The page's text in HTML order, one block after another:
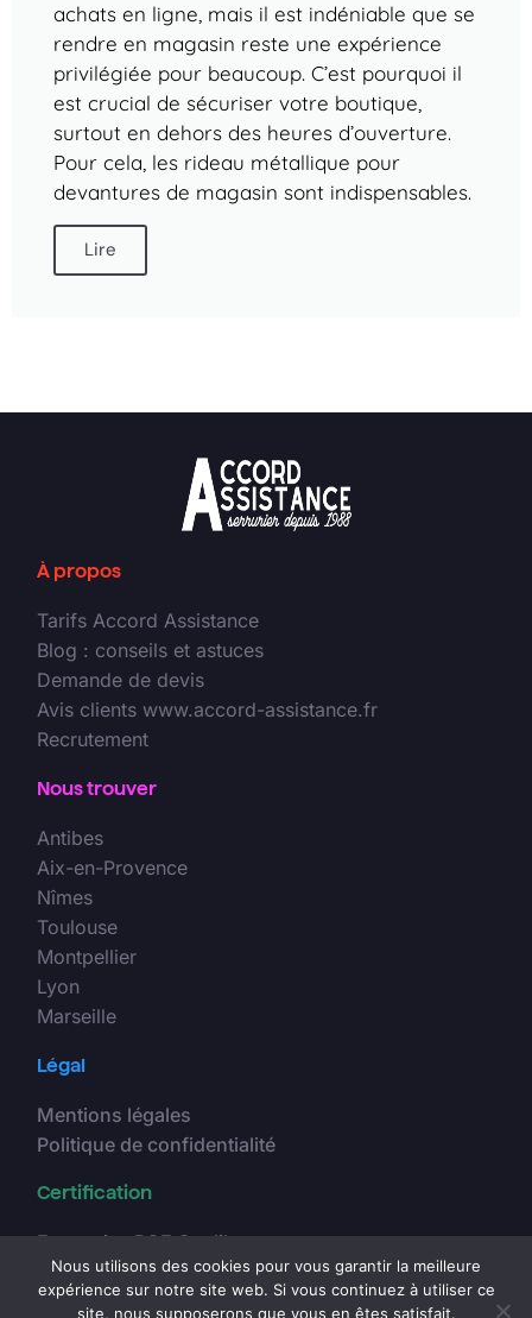
achats en ligne, mais il est indéniable que se
rendre en magasin reste une expérience
privilégiée pour beaucoup. C’est pourquoi il
est crucial de sécuriser votre boutique,
surtout en dehors des heures d’ouverture.
Pour cela, les rideau métallique pour
devantures de magasin sont indispensables.
Lire
À propos
Tarifs Accord Assistance
Blog : conseils et astuces
Demande de devis
Avis clients www.accord-assistance.fr
Recrutement
Nous trouver
Antibes
Aix-en-Provence
Nîmes
Toulouse
Montpellier
Lyon
Marseille
Légal
Mentions légales
Politique de confidentialité
Certification
Entreprise RGE Qualibat
Nous utilisons des cookies pour vous garantir la meilleure
expérience sur notre site web. Si vous continuez à utiliser ce
site, nous supposerons que vous en êtes satisfait.